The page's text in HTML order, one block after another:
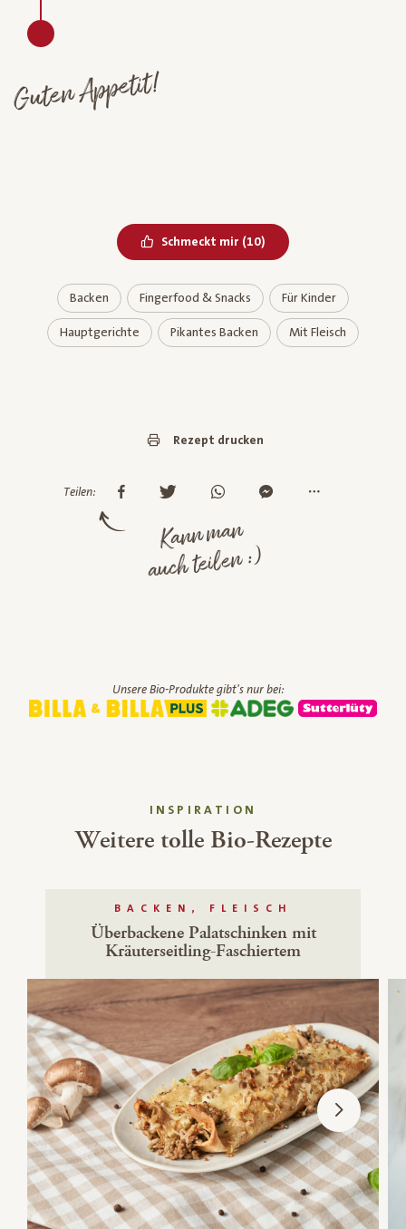
Guten Appetit!
Schmeckt mir Bereits geliked
(10)
Backen Fingerfood & Snacks Für Kinder
Hauptgerichte Pikantes Backen Mit Fleisch
Rezept drucken
Teilen:
Kann man
auch teilen :)
Unsere Bio-Produkte gibt's nur bei:
INSPIRATION
Weitere tolle Bio-Rezepte
BACKEN, FLEISCH
Überbackene Palatschinken mit
Kräuterseitling-Faschiertem